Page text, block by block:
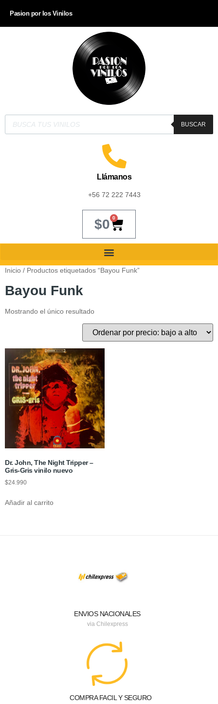
Pasion por los Vinilos
BUSCAR
Llámanos
+56 72 222 7443
$0 0
Inicio / Productos etiquetados “Bayou Funk”
Bayou Funk
Mostrando el único resultado
Dr. John, The Night Tripper –
Gris-Gris vinilo nuevo
$24.990
Añadir al carrito
ENVIOS NACIONALES
via Chilexpress
COMPRA FACIL Y SEGURO